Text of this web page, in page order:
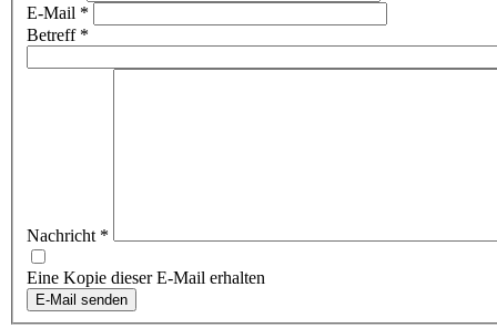
E-Mail *
Betreff*
Nachricht *
Eine Kopie dieser E-Mail erhalten
E-Mail senden